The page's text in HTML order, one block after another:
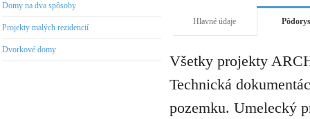
Domy na dva spôsoby
Projekty malých rezidencií
Dvorkové domy
Hlavné údaje
Všetky projekty
Technická
pozemku. Umelecký